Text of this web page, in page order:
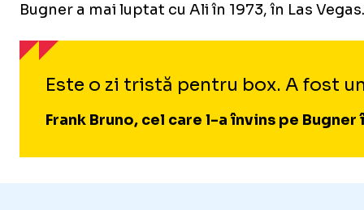
Bugner a mai luptat cu Ali în 1973, în Las
Este o zi tristă pentru box. A fost
Frank Bruno, cel care l-a învins pe